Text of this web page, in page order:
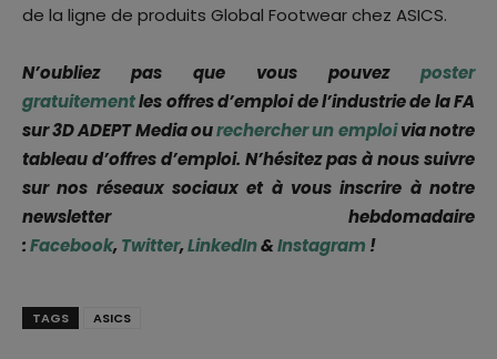
de la ligne de produits Global Footwear chez ASICS.
N’oubliez pas que vous pouvez poster
gratuitementles offres d’emploi de l’industrie de la FA
sur 3D ADEPT Media ourechercher un emploivia notre
tableau d’offres d’emploi. N’hésitez pas à nous suivre
sur nos réseaux sociaux et à vous inscrire à notre
newsletter hebdomadaire
:Facebook,Twitter,LinkedIn&Instagram !
TAGS ASICS